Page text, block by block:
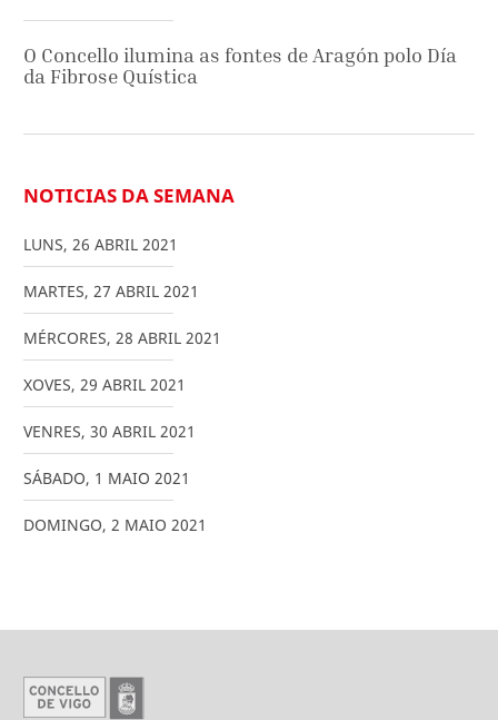
O Concello ilumina as fontes de Aragón polo Día
da Fibrose Quística
NOTICIAS DA SEMANA
LUNS, 26 ABRIL 2021
MARTES, 27 ABRIL 2021
MÉRCORES, 28 ABRIL 2021
XOVES, 29 ABRIL 2021
VENRES, 30 ABRIL 2021
SÁBADO, 1 MAIO 2021
DOMINGO, 2 MAIO 2021